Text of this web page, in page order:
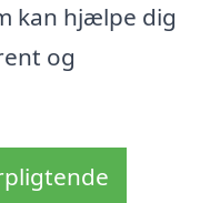
kan hjælpe dig
og